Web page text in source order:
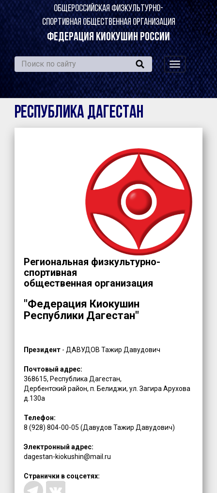
ОБЩЕРОССИЙСКАЯ ФИЗКУЛЬТУРНО-
СПОРТИВНАЯ ОБЩЕСТВЕННАЯ ОРГАНИЗАЦИЯ
ФЕДЕРАЦИЯ КИОКУШИН РОССИИ
навигация
по
сайту
Республика Дагестан
Региональная физкультурно-
спортивная
общественная организация
"Федерация Киокушин
Республики Дагестан"
Президент - ДАВУДОВ Тажир Давудович
Почтовый адрес:
368615, Республика Дагестан,
Дербентский район, п. Белиджи, ул. Загира Арухова
д.130а
Телефон:
8 (928) 804-00-05 (Давудов Тажир Давудович)
Электронный адрес:
dagestan-kiokushin@mail.ru
Странички в соцсетях: